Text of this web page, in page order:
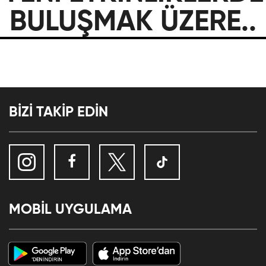
BULUŞMAK ÜZERE..
BİZİ TAKİP EDİN
MOBİL UYGULAMA